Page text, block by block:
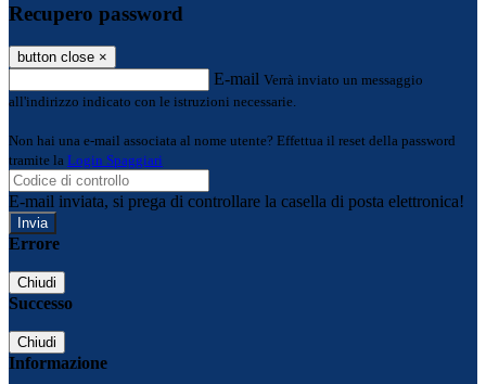
Recupero password
button close ×
E-mail Verrà inviato un messaggio
all'indirizzo indicato con le istruzioni necessarie.
Non hai una e-mail associata al nome utente? Effettua il reset della password
tramite la Login Spaggiari
E-mail inviata, si prega di controllare la casella di posta elettronica!
Errore
Chiudi
Successo
Chiudi
Informazione